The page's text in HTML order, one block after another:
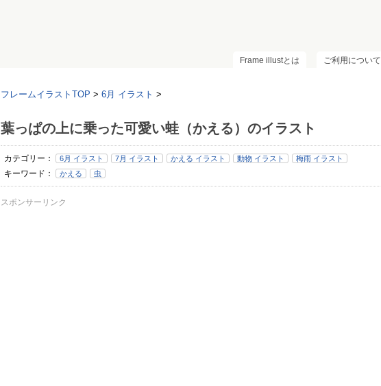
ご利用について
Frame illustとは
フレームイラストTOP > 6月 イラスト >
葉っぱの上に乗った可愛い蛙（かえる）のイラスト
カテゴリー： 6月 イラスト 7月 イラスト かえる イラスト 動物 イラスト 梅雨 イラスト
キーワード： かえる 虫
スポンサーリンク